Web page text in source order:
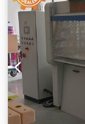
sistemi - Egzoz
500 mm - Bantlı
m/dak - Bant
lak geri
bariyeri -
Ahozia Nuocjha
Krautzberger
HD-Airless
boyalar için